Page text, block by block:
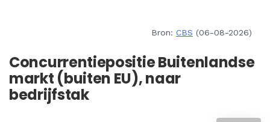
Bron: CBS (06-08-2026)
Concurrentiepositie Buitenlandse
markt (buiten EU), naar
bedrijfstak